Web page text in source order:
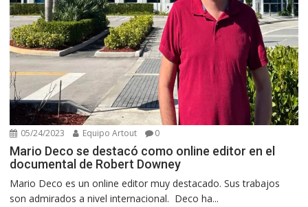
05/24/2023 Equipo Artout 0
Mario Deco se destacó como online editor en el
documental de Robert Downey
Mario Deco es un online editor muy destacado. Sus trabajos
son admirados a nivel internacional. Deco ha...